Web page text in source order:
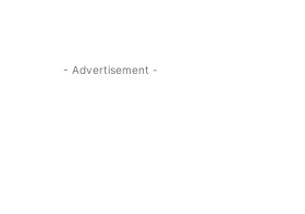
- Advertisement -